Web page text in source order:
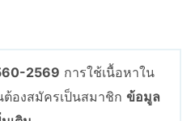
2569 การใช้เนื้อหาใน
องสมัครเป็นสมาชิก ข้อมูล